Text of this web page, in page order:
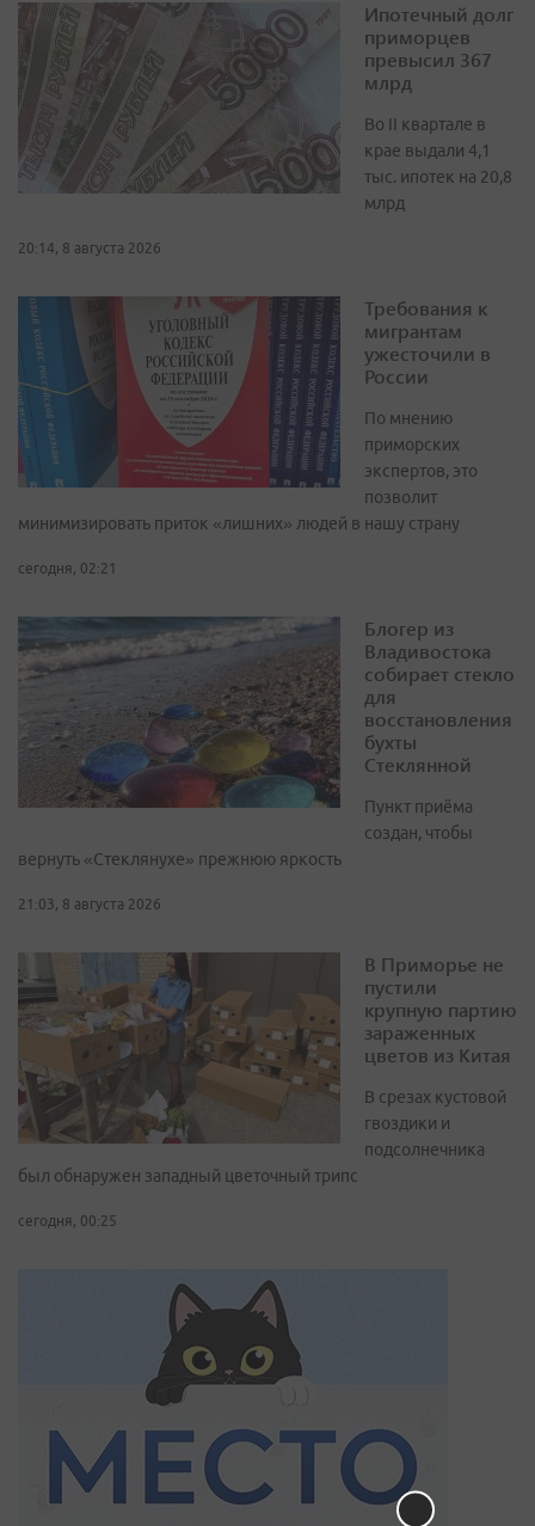
Ипотечный долг
приморцев
превысил 367
млрд
Во II квартале в
крае выдали 4,1
тыс. ипотек на 20,8
млрд
20:14, 8 августа 2026
Требования к
мигрантам
ужесточили в
России
По мнению
приморских
экспертов, это
позволит
минимизировать приток «лишних» людей в нашу страну
сегодня, 02:21
Блогер из
Владивостока
собирает стекло
для
восстановления
бухты
Стеклянной
Пункт приёма
создан, чтобы
вернуть «Стеклянухе» прежнюю яркость
21:03, 8 августа 2026
В Приморье не
пустили
крупную партию
зараженных
цветов из Китая
В срезах кустовой
гвоздики и
подсолнечника
был обнаружен западный цветочный трипс
сегодня, 00:25